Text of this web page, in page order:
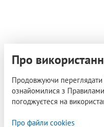
Про
Продовжуючи
ознайомилися з
погоджуєтеся на
Про файли cookies